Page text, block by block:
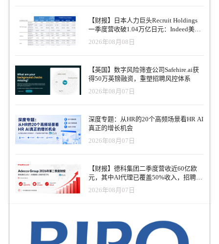
可追溯性和灵活性。福利可以累积、部分甚至低至美分兑换。 据报
道，通过一体化应用程序，公司可以无缝地提供所有主要福利，完
全可根据员工需求进行定制并符合现行法规。个人可以直接在应用
程序内激活他们最喜欢的商店和餐馆。 三年内，Todoba 收入从 2022
年的 160 万欧元飙升至 2024 年的 4170 万欧元，平台上的活跃用户
超过 15 万。Toduba 依靠由 30,000 家附属商家组成的网络，并与意
企业提供服务，其中大部分是中小企业，并与韦莱韬悦、任仕达和
Happily 等合作伙伴合作。 新资金将用于扩大 Toduba 的产品组合，
加强其商家网络，加速有机增长和并购活动，在灵活福利领域引入
的创新，“P101 合伙人 Alessandro Tavecchio 说。 “凭借强大的吸引力
和快速增长的市场，托杜巴完全有能力引领下一阶段的福利转型。
意大利市场仍然显示出巨大的空白，而企业和公共机构越来越意识
住机遇。 这项投资正值员工福利部门的关键时刻，该部门越来越被
视为支持员工福祉和提高企业竞争力的战略资产。 根据 P101 的说
法，工作世界的重大变化正在重塑市场，促使公司重新思考其社会
提供结构化福利计划，而法国这一比例为 48%。 仅在意大利，仅餐
券市场就价值超过 40 亿欧元，潜力超过 330 亿欧元。企业福利部门
的估值为 50 亿欧元，但可能进一步增长 270 亿欧元。与此同时，礼
【财报】日本人力巨头Recruit Holdings
一季度营收破1.04万亿日元：Indeed美国
收入逆势增长30%，AI招聘推动利润率升
至47.4%
2026年08月08日
【英国】数字风险筛查公司Safehire.ai获
得50万英镑融资，重塑招聘风控体系
2026年08月07日
深度专题：从HR的20个高频场景看HR AI
真正的增长机会
2026年08月07日
【财报】德科集团二季度营收近60亿欧
元，其中AI代理已覆盖50%收入，招聘服
务进入运营重构阶段
2026年08月07日